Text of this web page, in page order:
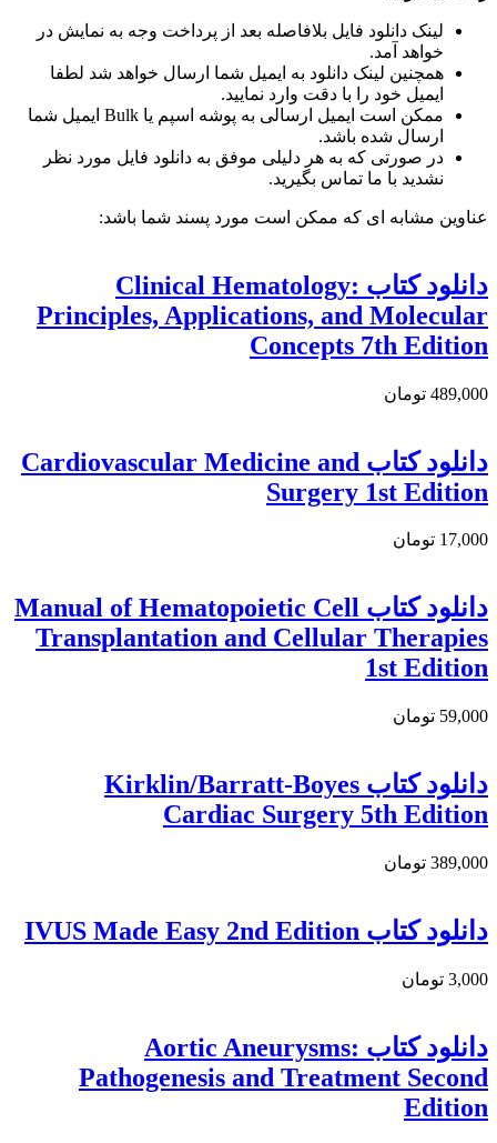
لینک دانلود فایل بلافاصله بعد از پرداخت وجه به نمایش در
خواهد آمد.
همچنین لینک دانلود به ایمیل شما ارسال خواهد شد لطفا
ایمیل خود را با دقت وارد نمایید.
ممکن است ایمیل ارسالی به پوشه اسپم یا Bulk ایمیل شما
ارسال شده باشد.
در صورتی که به هر دلیلی موفق به دانلود فایل مورد نظر
نشدید با ما تماس بگیرید.
عناوین مشابه ای که ممکن است مورد پسند شما باشد:
دانلود کتاب Clinical Hematology:
Principles, Applications, and Molecular
Concepts 7th Edition
489,000 تومان
دانلود کتاب Cardiovascular Medicine and
Surgery 1st Edition
17,000 تومان
دانلود كتاب Manual of Hematopoietic Cell
Transplantation and Cellular Therapies
1st Edition
59,000 تومان
دانلود کتاب Kirklin/Barratt-Boyes
Cardiac Surgery 5th Edition
389,000 تومان
دانلود کتاب IVUS Made Easy 2nd Edition
3,000 تومان
دانلود كتاب Aortic Aneurysms:
Pathogenesis and Treatment Second
Edition